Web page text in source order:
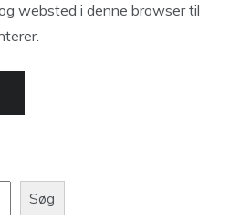
websted i denne browser til
Søg